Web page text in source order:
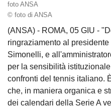
foto ANSA
© foto di ANSA
(ANSA) - ROMA, 05 GIU -
ringraziamento al
Simonelli, e
per la sensibilità
confronti del tennis italiano.
che, in maniera organica e
dei calendari della Serie A